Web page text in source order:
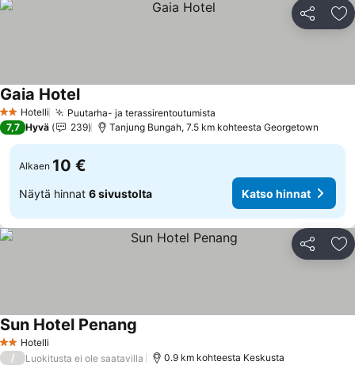
Jaa
2 Tähtiluokitus
Hotelli Puutarha- ja terassirentoutumista
Gaia HotelKatso hinnat
7,7 Hyvä 239 Tanjung Bungah, 7.5 km kohteesta Georgetown
Alkaen 10 €
Näytä hinnat 6 sivustolta Katso hinnat
Jaa
2 Tähtiluokitus
Hotelli
Sun Hotel Penang
/ Luokitusta ei ole saatavilla 0.9 km kohteesta Keskusta